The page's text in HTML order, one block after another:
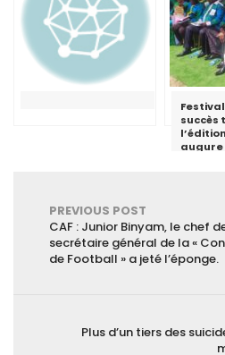
Festival
succès
augure
PREVIOUS POST
CAF : Junior Binyam, le chef
secrétaire général de la «
de Football » a jeté l’éponge.
Plus d’un tiers des